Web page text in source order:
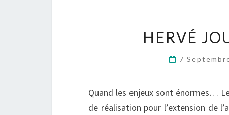
HERVÉ
7
Quand les enjeux sont énormes…
de réalisation pour l’extension de